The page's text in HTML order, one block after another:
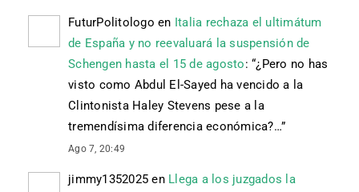
FuturPolitologo en Italia rechaza el ultimátum
de España y no reevaluará la suspensión de
Schengen hasta el 15 de agosto: “¿Pero no has
visto como Abdul El-Sayed ha vencido a la
Clintonista Haley Stevens pese a la
tremendísima diferencia económica?…”
Ago 7, 20:49
jimmy1352025 en Llega a los juzgados la